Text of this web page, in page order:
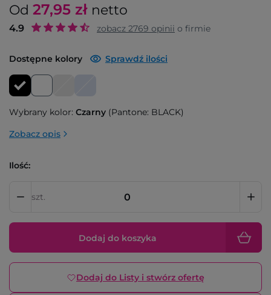
Od 27,95 zł netto
4.9 zobacz 2769 opinii o firmie
Dostępne kolory Sprawdź ilości
Wybrany kolor: Czarny (Pantone: BLACK)
Zobacz opis
Ilość:
szt.
Dodaj do koszyka
Dodaj do Listy i stwórz ofertę